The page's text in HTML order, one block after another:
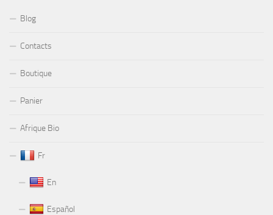
Blog
Contacts
Boutique
Panier
Afrique Bio
Fr
En
Español